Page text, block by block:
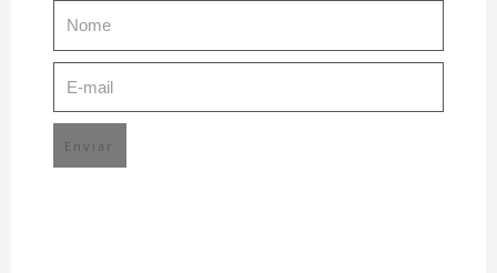
Enviar